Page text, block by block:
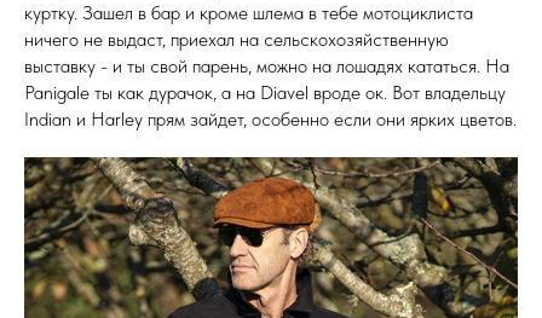
куртку. Зашел в бар и кроме шлема в тебе мотоциклиста
ничего не выдаст, приехал на сельскохозяйственную
выставку - и ты свой парень, можно на лошадях кататься. На
Panigale ты как дурачок, а на Diavel вроде ок. Вот владельцу
Indian и Harley прям зайдет, особенно если они ярких цветов.